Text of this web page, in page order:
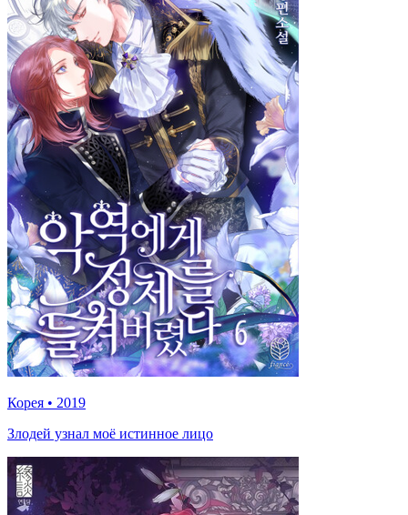
Корея • 2019
Злодей узнал моё истинное лицо